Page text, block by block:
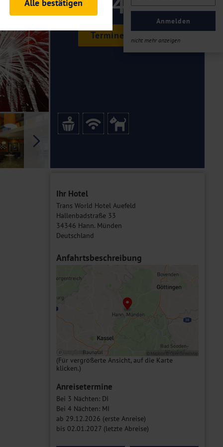
Anmelden
nicht mehr anzeigen
Termine & Preise
Ihr Hotel
Trans World Hotel Auefeld
Hallenbadstraße 33
34346 Hann. Münden
Deutschland
Anfahrtsbeschreibung
(Für vergrößerte Ansicht, auf die Karte
klicken.)
Anreisetermine
Bei 3 Nächten: DI
Bei 4 Nächten: MI
ab 29.12.2026 (erste Anreise)
bis 02.01.2027 (letzte Abreise)
und Analysen. Mithilfe
Auftritts ermitteln und
es zu einer Drittlands
Daten finden Sie in unseren
Alle bestätigen